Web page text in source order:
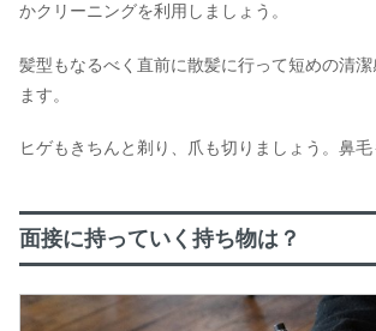
かクリーニングを利用しましょう。
髪型もなるべく直前に散髪に行って短めの清
ます。
ヒゲもきちんと剃り、爪も切りましょう。鼻毛
面接に持っていく持ち物は？